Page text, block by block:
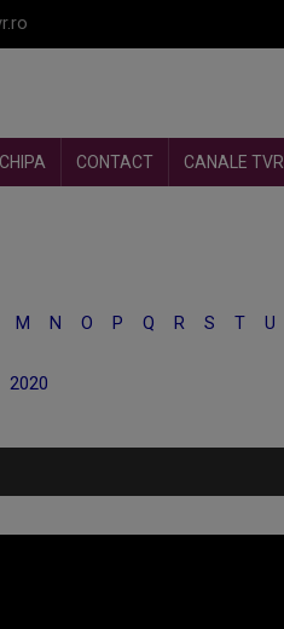
CONTACT CANALE TVR
M N O P Q R S T U
2020